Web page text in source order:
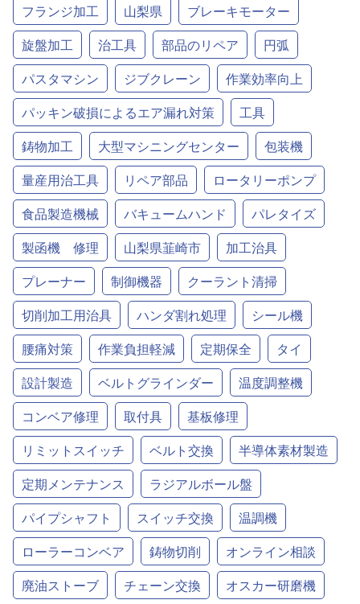
フランジ加工
山梨県
ブレーキモーター
旋盤加工
治工具 部品のリペア
円弧
パスタマシン
ジブクレーン
作業効率向上
パッキン破損によるエア漏れ対策
工具
鋳物加工
大型マシニングセンター
包装機
量産用治工具
リペア部品
ロータリーポンプ
食品製造機械
バキュームハンド
パレタイズ
製函機 修理
山梨県韮崎市
加工治具
プレーナー
制御機器
クーラント清掃
切削加工用治具
ハンダ割れ処理
シール機
腰痛対策
作業負担軽減 定期保全
タイ
設計製造
ベルトグラインダー
温度調整機
コンベア修理
取付具
基板修理
リミットスイッチ
ベルト交換
半導体素材製造
定期メンテナンス
ラジアルボール盤
パイプシャフト
スイッチ交換
温調機
ローラーコンベア
鋳物切削
オンライン相談
廃油ストーブ
チェーン交換
オスカー研磨機